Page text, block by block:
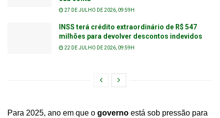
27 DE JULHO DE 2026, 09:59H
INSS terá crédito extraordinário de R$ 547
milhões para devolver descontos indevidos
22 DE JULHO DE 2026, 09:59H
Para 2025, ano em que o governo está sob pressão para